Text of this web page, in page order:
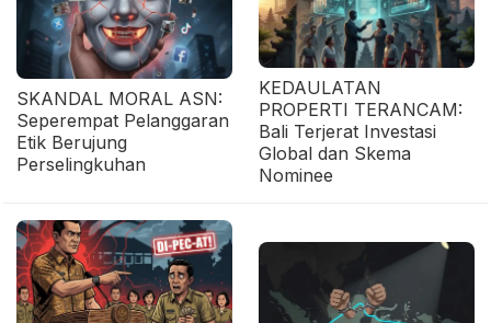
SKANDAL MORAL ASN:
Seperempat Pelanggaran
Etik Berujung
Perselingkuhan
KEDAULATAN
PROPERTI TERANCAM:
Bali Terjerat Investasi
Global dan Skema
Nominee